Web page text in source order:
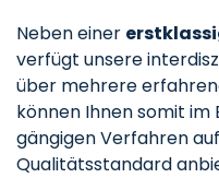
Neben einer
verfügt unsere
über mehrere
können Ihnen somit im
gängigen Verfahren
Qualitätsstandard